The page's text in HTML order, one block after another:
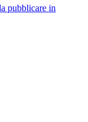
pubblicare in